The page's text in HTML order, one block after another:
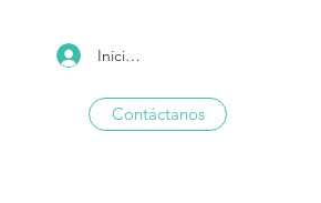
Iniciar sesión
Contáctanos